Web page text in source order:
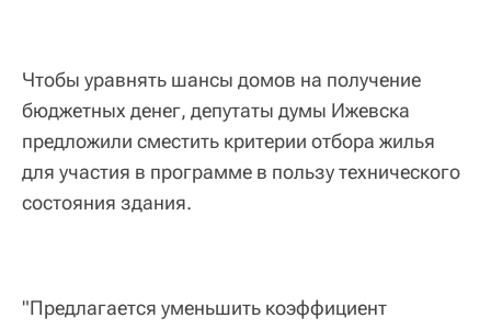
Чтобы уравнять шансы домов на получение
бюджетных денег, депутаты думы Ижевска
предложили сместить критерии отбора жилья
для участия в программе в пользу технического
состояния здания.
"Предлагается уменьшить коэффициент